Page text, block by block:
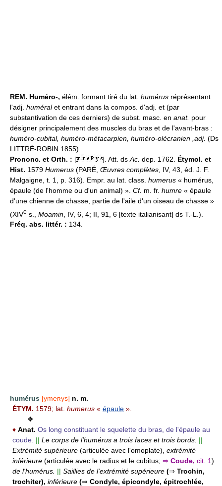
REM. Huméro-, élém. formant tiré du lat. humérus réprésentant
l'adj. huméralet entrant dans la compos. d'adj. et (par
substantivation de ces derniers) de subst. masc. en anat. pour
désigner principalement des muscles du bras et de l'avant-bras :
huméro-cubital, huméro-métacarpien, huméro-olécranien ,adj. (Ds
LITTRÉ-ROBIN 1855).
Prononc. et Orth. : [ ]. Att. ds Ac. dep. 1762. Étymol. et
Hist. 1579 Humerus (PARÉ, Œuvres complètes, IV, 43, éd. J. F.
Malgaigne, t. 1, p. 316). Empr. au lat. class. humerus « humérus,
épaule (de l'homme ou d'un animal) ». Cf. m. fr. humre « épaule
d'une chienne de chasse, partie de l'aile d'un oiseau de chasse »
(XIVe s., Moamin , IV, 6, 4; II, 91, 6 [texte italianisant] ds T.-L.).
Fréq. abs. littér. : 134.
humérus [ymeʀys] n. m.
ÉTYM. 1579; lat. humerus « épaule ».
❖
♦ Anat. Os long constituant le squelette du bras, de l'épaule au
coude. || Le corps de l'humérus a trois faces et trois bords. ||
Extrémité supérieure (articulée avec l'omoplate), extrémité
inférieure (articulée avec le radius et le cubitus; ⇒ Coude, cit. 1)
de l'humérus. || Saillies de l'extrémité supérieure (⇒ Trochin,
trochiter), inférieure (⇒ Condyle, épicondyle, épitrochlée,